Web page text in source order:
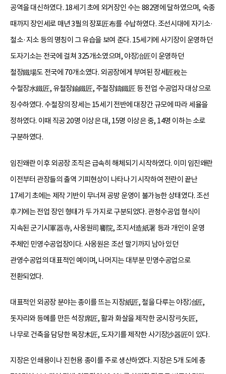
공역을 대신하였다. 18세기 초에 외거장인 수는 882명에 달하였으며, 숙종
때까지 장인세로 매년 3필의 장포匠布를 수납하였다. 조선시대에 자기소·
철소·지소 등의 명칭이 그 유습을 보여 준다. 15세기에 사기장이 운영하던
도자기소는 전국에 걸쳐 325개소였으며, 야장冶匠이 운영하던
철장鐵場도 전국에 70개소였다. 외공장에게 부여된 장세匠稅는
수철장水鐵匠, 유철장鍮鐵匠, 주철장鑄鐵匠 등 전업 수공업자 대상으로
징수하였다. 수철장의 장세는 15세기 전반에 대장간 규모에 따라 세율을
정하였다. 이때 직공 20명 이상은 대, 15명 이상은 중, 14명 이하는 소로
구분하였다.
임진왜란 이후 외공장 조직은 급속히 해체되기 시작하였다. 이미 임진왜란
이전부터 관장들의 출역 기피현상이 나타나기 시작하여 전란이 끝난
17세기 초에는 제작 기반이 무너져 공방 운영이 불가능한 상태였다. 조선
후기에는 전업 장인 형태가 두 가지로 구분되었다. 관청수공업 형식이
지속된 군기시軍器寺, 사옹원司饔院, 조지서造紙署 등과 개인이 운영
주체인 민영수공업장이다. 사옹원은 조선 말기까지 남아 있던
관영수공업의 대표적인 예이며, 나머지는 대부분 민영수공업으로
전환되었다.
대표적인 외공장 분야는 종이를 뜨는 지장紙匠, 철을 다루는 야장冶匠,
돗자리와 등메를 만든 석장席匠, 활과 화살을 제작한 궁시장弓矢匠,
나무로 건축을 담당한 목장木匠, 도자기를 제작한 사기장沙器匠이 있다.
지장은 인쇄용이나 진헌용 종이를 주로 생산하였다. 지장은 5개 도에 총